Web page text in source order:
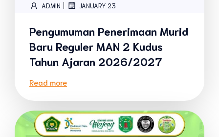
ADMIN | JANUARY 23
Pengumuman Penerimaan Murid
Baru Reguler MAN 2 Kudus
Tahun Ajaran 2026/2027
Read more